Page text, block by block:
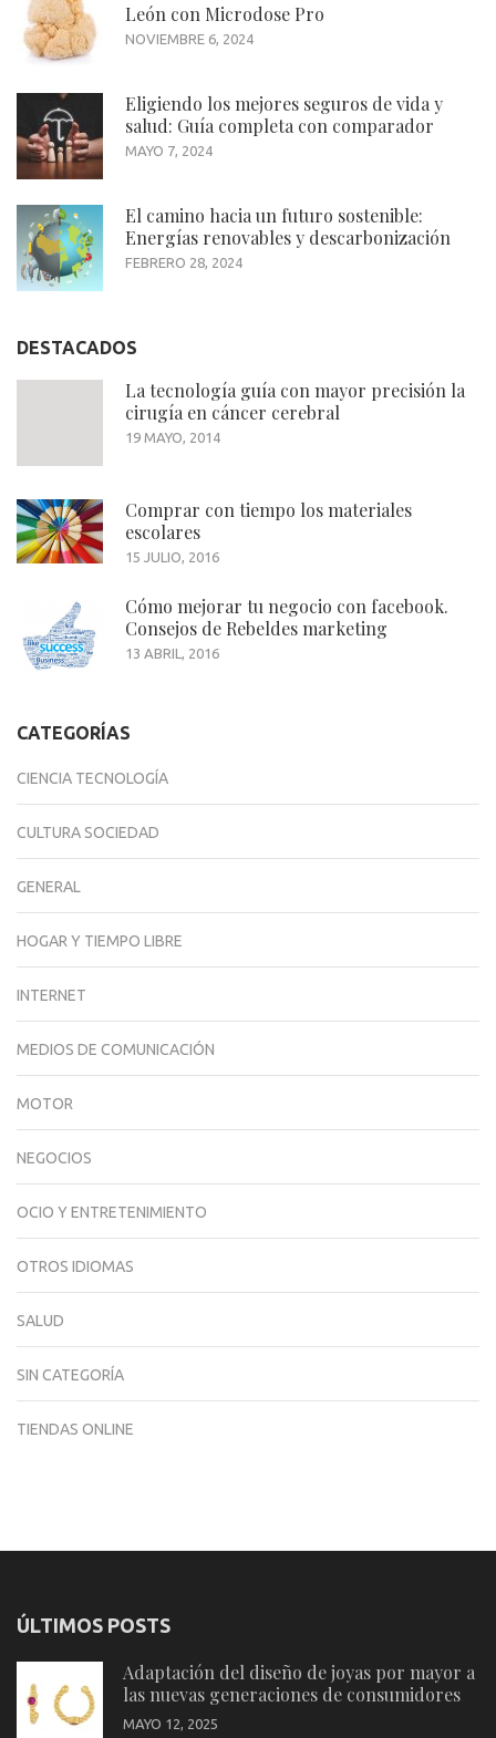
León con Microdose Pro
NOVIEMBRE 6, 2024
Eligiendo los mejores seguros de vida y
salud: Guía completa con comparador
MAYO 7, 2024
El camino hacia un futuro sostenible:
Energías renovables y descarbonización
FEBRERO 28, 2024
DESTACADOS
La tecnología guía con mayor precisión la
cirugía en cáncer cerebral
19 MAYO, 2014
Comprar con tiempo los materiales
escolares
15 JULIO, 2016
Cómo mejorar tu negocio con facebook.
Consejos de Rebeldes marketing
13 ABRIL, 2016
CATEGORÍAS
CIENCIA TECNOLOGÍA
CULTURA SOCIEDAD
GENERAL
HOGAR Y TIEMPO LIBRE
INTERNET
MEDIOS DE COMUNICACIÓN
MOTOR
NEGOCIOS
OCIO Y ENTRETENIMIENTO
OTROS IDIOMAS
SALUD
SIN CATEGORÍA
TIENDAS ONLINE
ÚLTIMOS POSTS
Adaptación del diseño de joyas por mayor a
las nuevas generaciones de consumidores
MAYO 12, 2025